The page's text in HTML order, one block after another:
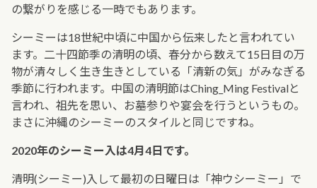
の繋がりを感じる一時でもあります。
シーミーは18世紀中頃に中国から伝来したと言われてい
ます。二十四節季の清明の頃、春分から数えて15日目の万
物が清々しく生き生きとしている「清新の気」がみなぎる
季節に行われます。中国の清明節はChing_Ming Festivalと
言われ、祖先を思い、お墓参りや宴会を行うというもの。
まさに沖縄のシーミーのスタイルと同じですね。
2020年のシーミー入は4月4日です。
清明(シーミー)入して最初の日曜日は「神ウシーミー」で